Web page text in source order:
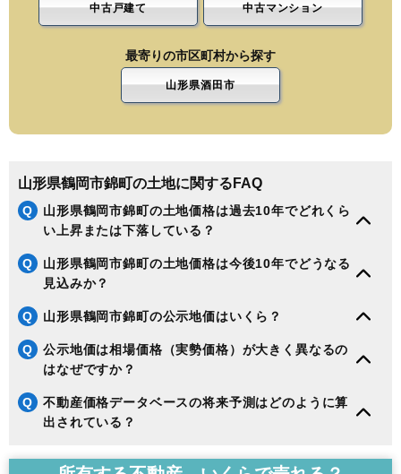
中古戸建て 中古マンション
最寄りの市区町村から探す
山形県酒田市
山形県鶴岡市錦町の土地に関するFAQ
Q
山形県鶴岡市錦町の土地価格は過去10年でどれくら
い上昇または下落している？
Q
山形県鶴岡市錦町の土地価格は今後10年でどうなる
見込みか？
Q 山形県鶴岡市錦町の公示地価はいくら？
Q
公示地価は相場価格（実勢価格）が大きく異なるの
はなぜですか？
Q
不動産価格データベースの将来予測はどのように算
出されている？